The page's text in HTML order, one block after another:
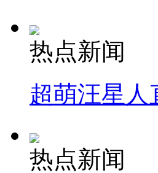
热点新闻
超萌汪星人
热点新闻